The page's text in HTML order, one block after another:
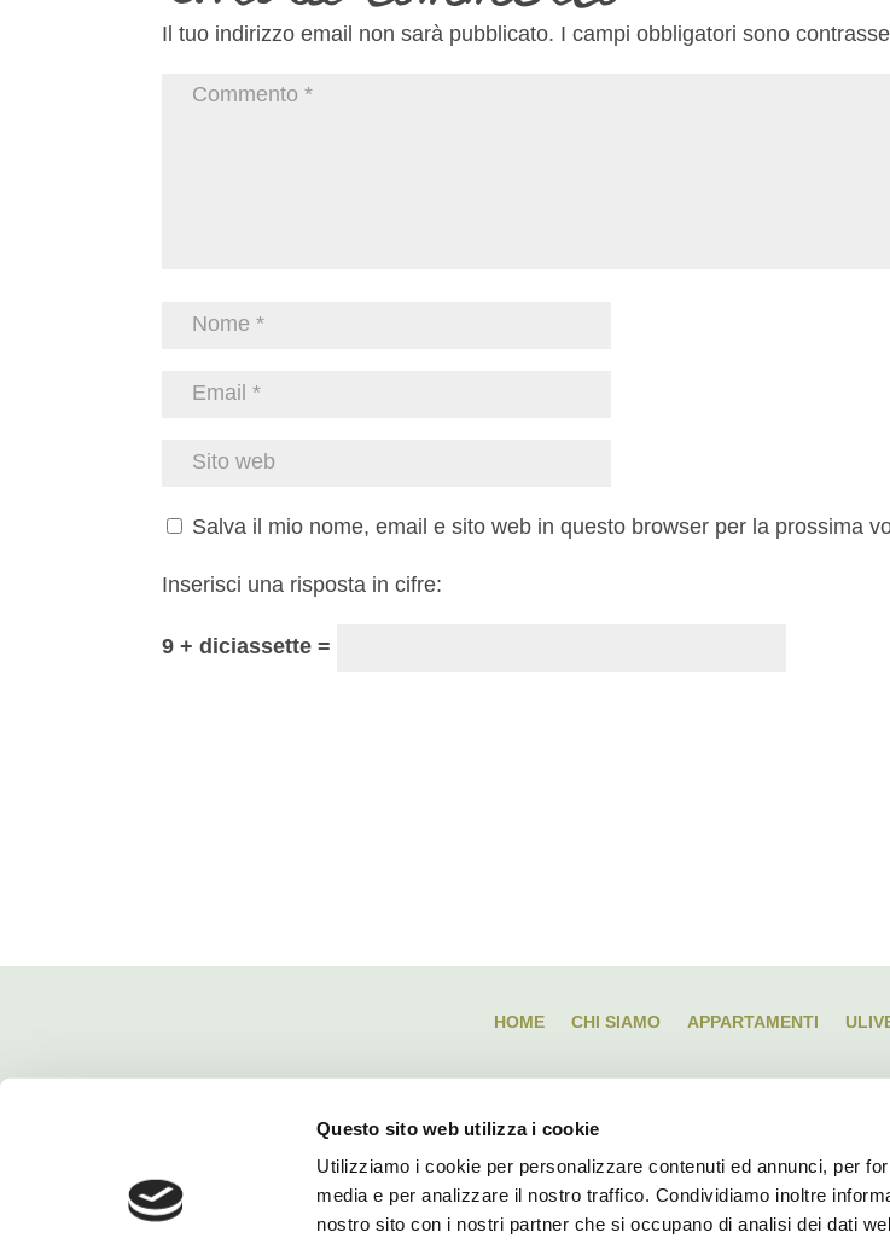
Questo sito web utilizza i cookie
Utilizziamo i cookie per personalizzare contenuti ed annunci, per
media e per analizzare il nostro traffico. Condividiamo inoltre
nostro sito con i nostri partner che si occupano di analisi dei dati
Il tuo indirizzo email non sarà pubblicato. I campi obbligatori sono
Salva il mio nome, email e sito web in questo browser per la prossima
Inserisci una risposta in cifre:
9 + diciassette =
HOME CHI SIAMO APPARTAMENTI
Azienda Agricola e
Via Crosa, n. 10 | 17032